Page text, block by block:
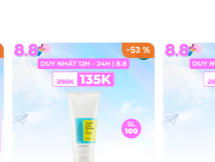
-53%